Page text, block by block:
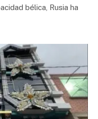
bélica, Rusia ha